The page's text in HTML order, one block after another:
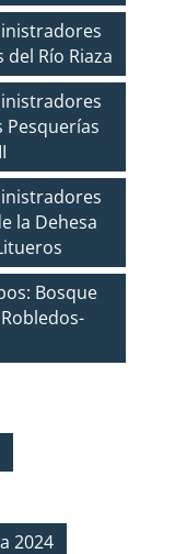
del Río Riaza
Pesquerías
la Dehesa
Bosque
2024